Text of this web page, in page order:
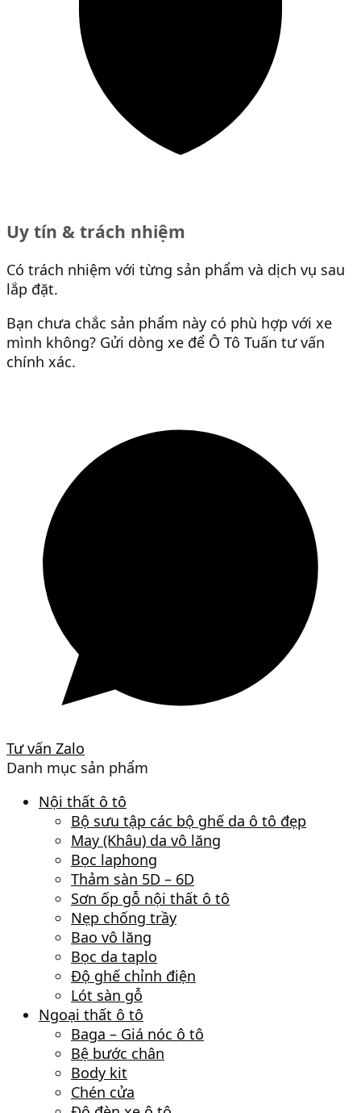
Uy tín & trách nhiệm
Có trách nhiệm với từng sản phẩm và dịch vụ sau
lắp đặt.
Bạn chưa chắc sản phẩm này có phù hợp với xe
mình không? Gửi dòng xe để Ô Tô Tuấn tư vấn
chính xác.
Tư vấn Zalo
Danh mục sản phẩm
Nội thất ô tô
Bộ sưu tập các bộ ghế da ô tô đẹp
May (Khâu) da vô lăng
Bọc laphong
Thảm sàn 5D – 6D
Sơn ốp gỗ nội thất ô tô
Nẹp chống trầy
Bao vô lăng
Bọc da taplo
Độ ghế chỉnh điện
Lót sàn gỗ
Ngoại thất ô tô
Baga – Giá nóc ô tô
Bệ bước chân
Body kit
Chén cửa